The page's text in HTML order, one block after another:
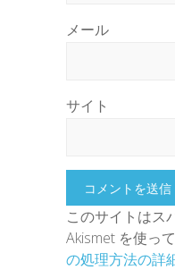
メール
サイト
このサイトはス
Akismet を使って
の処理方法の詳